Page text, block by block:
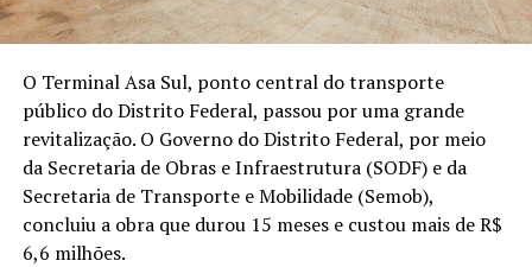
O Terminal Asa Sul, ponto central do transporte
público do Distrito Federal, passou por uma grande
revitalização. O Governo do Distrito Federal, por meio
da Secretaria de Obras e Infraestrutura (SODF) e da
Secretaria de Transporte e Mobilidade (Semob),
concluiu a obra que durou 15 meses e custou mais de R$
6,6 milhões.